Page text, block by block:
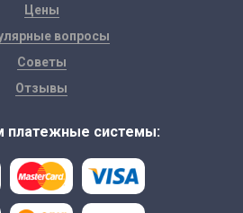
Цены
вопросы
Советы
Отзывы
платежные системы: